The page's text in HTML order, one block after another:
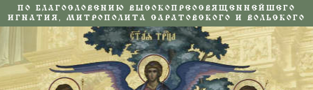
ПО БЛАГОСЛОВЕНИЮ ВЫСОКОПРЕОСВЯЩЕННЕЙШЕГО
ИГНАТИЯ, МИТРОПОЛИТА САРАТОВСКОГО И ВОЛЬСКОГО